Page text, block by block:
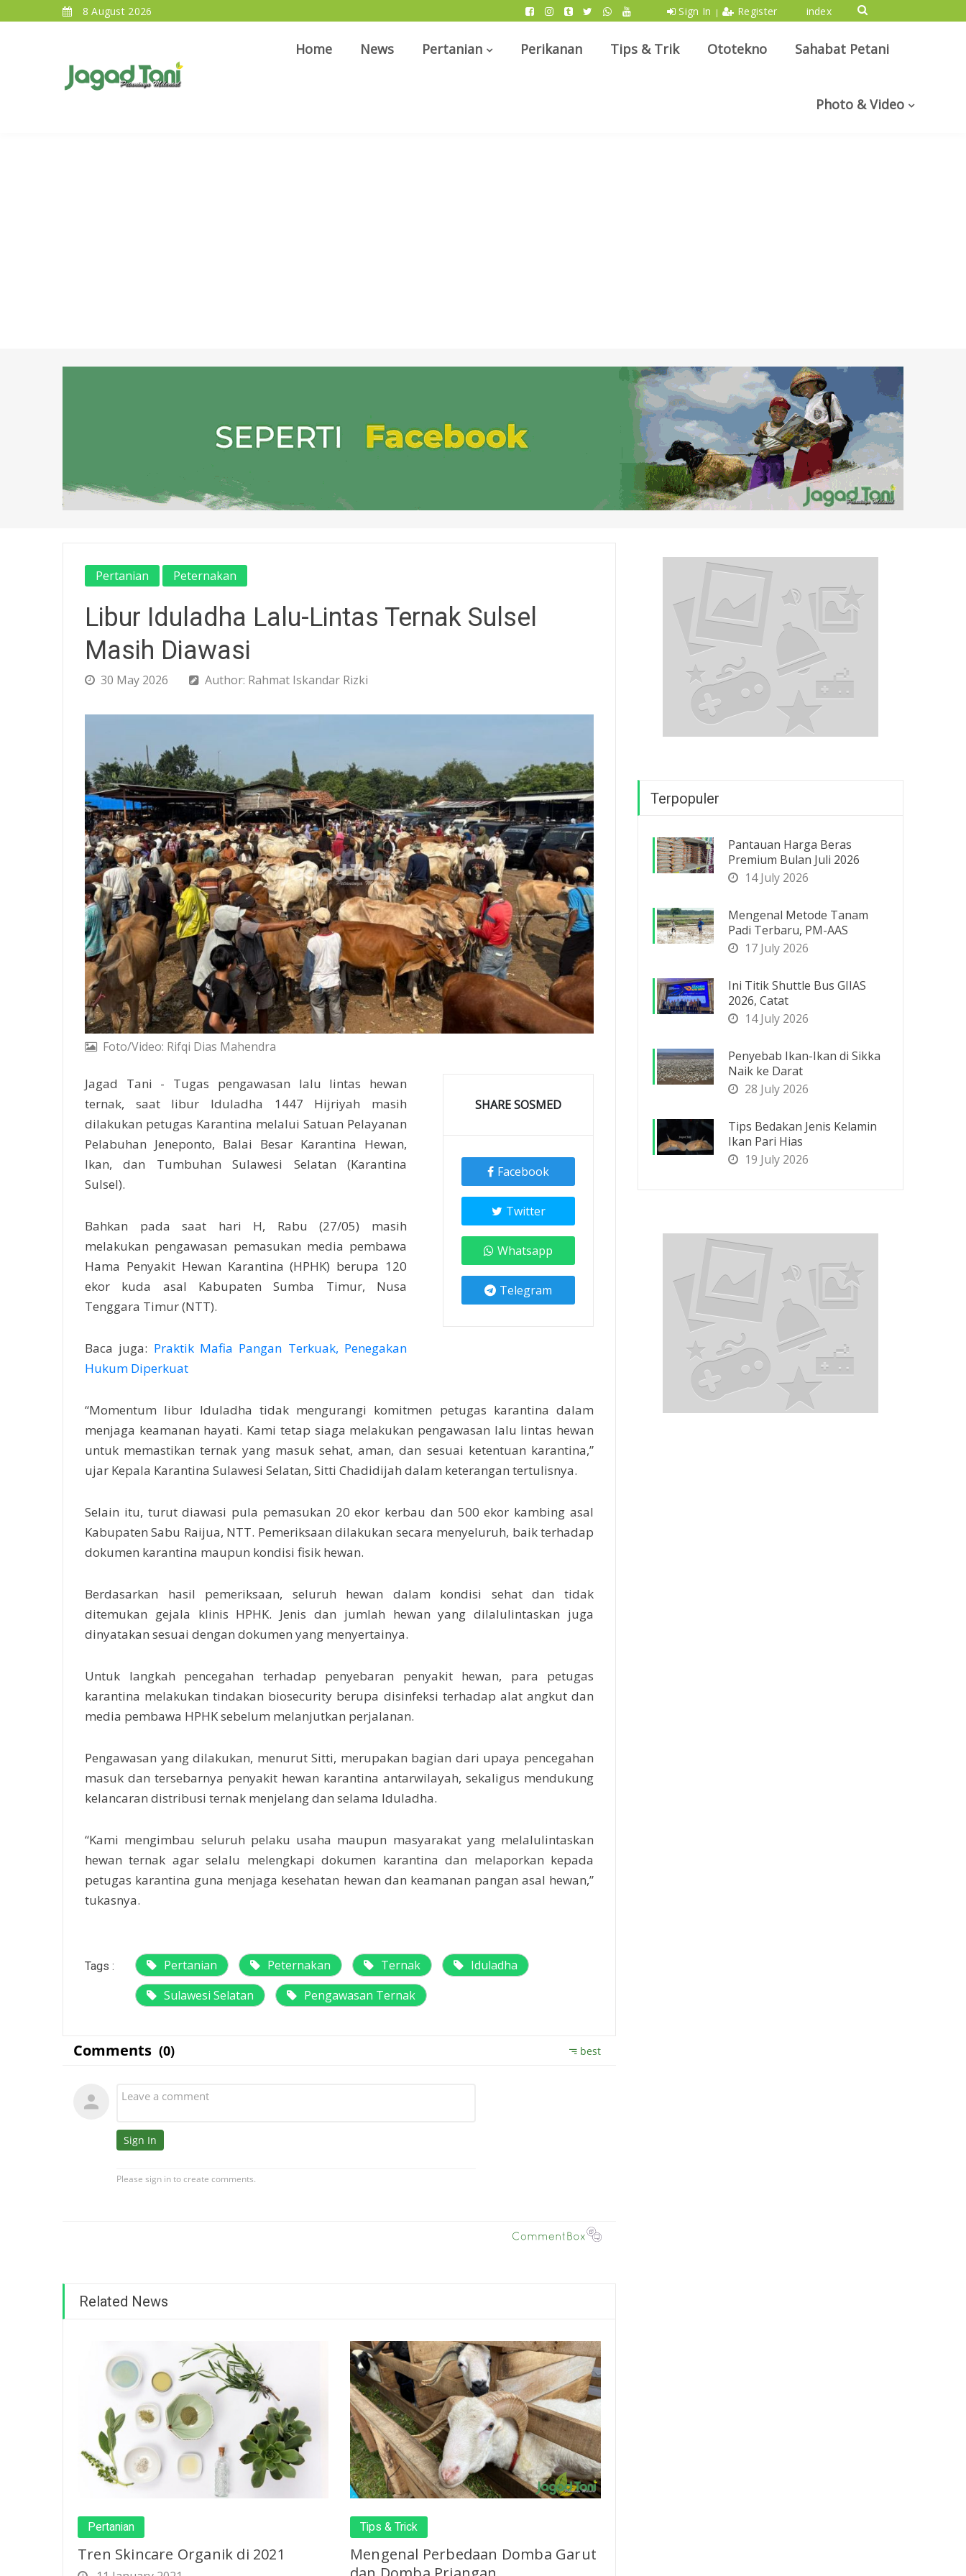
8 August 2026 Sign In | Register index
Home News Pertanian Perikanan Tips & Trik Ototekno Sahabat Petani
Photo & Video
Pertanian Peternakan
Libur Iduladha Lalu-Lintas Ternak Sulsel
Masih Diawasi
30 May 2026 Author: Rahmat Iskandar Rizki
Foto/Video: Rifqi Dias Mahendra
SHARE SOSMED
Facebook
Twitter
Whatsapp
Telegram
Jagad Tani - Tugas pengawasan lalu lintas hewan
ternak, saat libur Iduladha 1447 Hijriyah masih
dilakukan petugas Karantina melalui Satuan Pelayanan
Pelabuhan Jeneponto, Balai Besar Karantina Hewan,
Ikan, dan Tumbuhan Sulawesi Selatan (Karantina
Sulsel).
Bahkan pada saat hari H, Rabu (27/05) masih
melakukan pengawasan pemasukan media pembawa
Hama Penyakit Hewan Karantina (HPHK) berupa 120
ekor kuda asal Kabupaten Sumba Timur, Nusa
Tenggara Timur (NTT).
Baca juga: Praktik Mafia Pangan Terkuak, Penegakan
Hukum Diperkuat
“Momentum libur Iduladha tidak mengurangi komitmen petugas karantina dalam
menjaga keamanan hayati. Kami tetap siaga melakukan pengawasan lalu lintas hewan
untuk memastikan ternak yang masuk sehat, aman, dan sesuai ketentuan karantina,”
ujar Kepala Karantina Sulawesi Selatan, Sitti Chadidijah dalam keterangan tertulisnya.
Selain itu, turut diawasi pula pemasukan 20 ekor kerbau dan 500 ekor kambing asal
Kabupaten Sabu Raijua, NTT. Pemeriksaan dilakukan secara menyeluruh, baik terhadap
dokumen karantina maupun kondisi fisik hewan.
Berdasarkan hasil pemeriksaan, seluruh hewan dalam kondisi sehat dan tidak
ditemukan gejala klinis HPHK. Jenis dan jumlah hewan yang dilalulintaskan juga
dinyatakan sesuai dengan dokumen yang menyertainya.
Untuk langkah pencegahan terhadap penyebaran penyakit hewan, para petugas
karantina melakukan tindakan biosecurity berupa disinfeksi terhadap alat angkut dan
media pembawa HPHK sebelum melanjutkan perjalanan.
Pengawasan yang dilakukan, menurut Sitti, merupakan bagian dari upaya pencegahan
masuk dan tersebarnya penyakit hewan karantina antarwilayah, sekaligus mendukung
kelancaran distribusi ternak menjelang dan selama Iduladha.
“Kami mengimbau seluruh pelaku usaha maupun masyarakat yang melalulintaskan
hewan ternak agar selalu melengkapi dokumen karantina dan melaporkan kepada
petugas karantina guna menjaga kesehatan hewan dan keamanan pangan asal hewan,”
tukasnya.
Tags : Pertanian Peternakan Ternak
Iduladha
Sulawesi Selatan
Pengawasan Ternak
Related News
Pertanian
Tren Skincare Organik di 2021
Tips & Trick
Mengenal Perbedaan Domba Garut
Terpopuler
Pantauan Harga Beras
Premium Bulan Juli 2026
14 July 2026
Mengenal Metode Tanam
Padi Terbaru, PM-AAS
17 July 2026
Ini Titik Shuttle Bus GIIAS
2026, Catat
14 July 2026
Penyebab Ikan-Ikan di Sikka
Naik ke Darat
28 July 2026
Tips Bedakan Jenis Kelamin
Ikan Pari Hias
19 July 2026